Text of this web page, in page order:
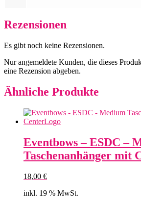
Rezensionen
Es gibt noch keine Rezensionen.
Nur angemeldete Kunden, die dieses
eine Rezension abgeben.
Ähnliche Produkte
Eventbows – ESDC –
Taschenanhänger mit
18,00 €
inkl. 19 % MwSt.